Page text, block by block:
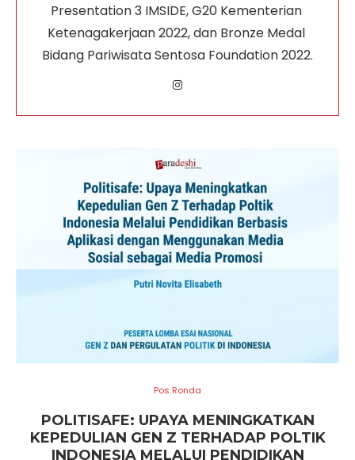
Presentation 3 IMSIDE, G20 Kementerian
Ketenagakerjaan 2022, dan Bronze Medal
Bidang Pariwisata Sentosa Foundation 2022.
Pos Ronda
POLITISAFE: UPAYA MENINGKATKAN
KEPEDULIAN GEN Z TERHADAP POLTIK
INDONESIA MELALUI PENDIDIKAN